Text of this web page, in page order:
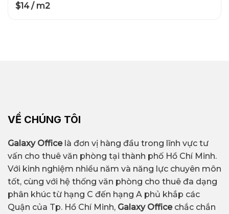
$14 / m2
VỀ CHÚNG TÔI
Galaxy Officelà đơn vị hàng đầu trong lĩnh vực tư
vấn cho thuê văn phòng tại thành phố Hồ Chí Minh.
Với kinh nghiệm nhiều năm và năng lực chuyên môn
tốt, cùng với hệ thống văn phòng cho thuê đa dạng
phân khúc từ hạng C đến hạng A phủ khắp các
Quận của Tp. Hồ Chí Minh, Galaxy Office chắc chắn